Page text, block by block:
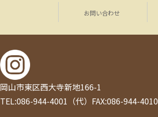
お問い合わせ
岡山市東区西大寺新地166-1
TEL:086-944-4001（代） FAX:086-944-4010